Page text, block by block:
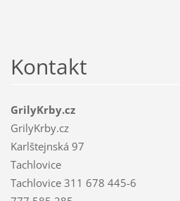
Kontakt
GrilyKrby.cz
GrilyKrby.cz
Karlštejnská 97
Tachlovice
Tachlovice 311 678 445-6